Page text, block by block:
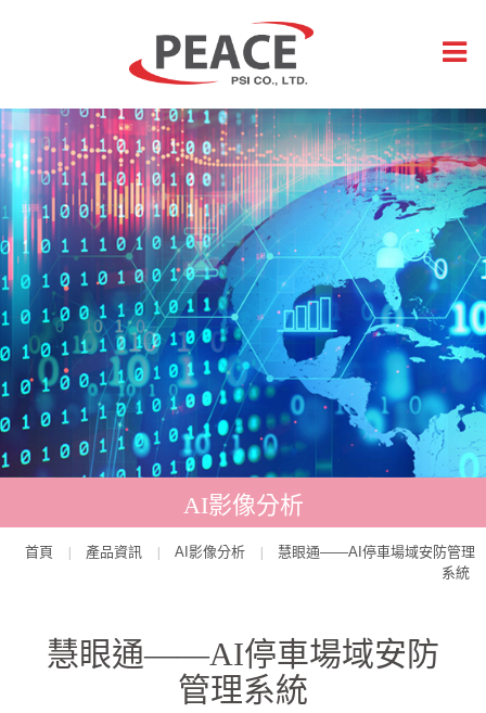
AI影像分析
首頁 產品資訊 AI影像分析
慧眼通——AI停車場域安防管理
系統
慧眼通——AI停車場域安防
管理系統